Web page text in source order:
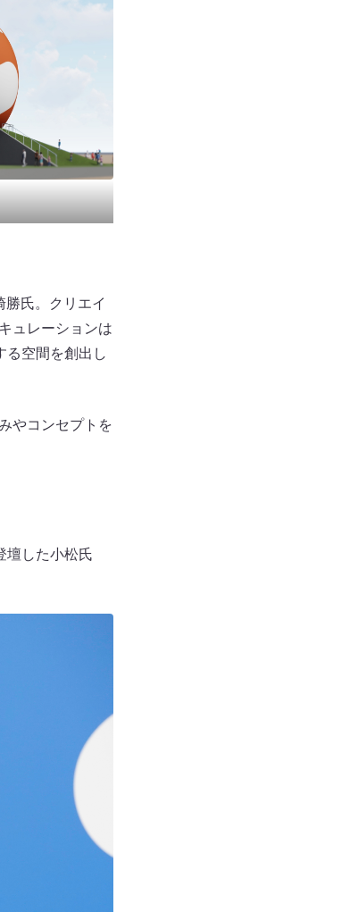
勝氏。クリエイ
ュレーションは
る空間を創出し
やコンセプトを
壇した小松氏